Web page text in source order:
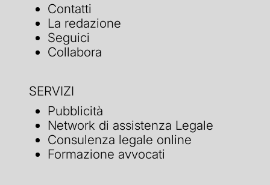
Contatti
La redazione
Seguici
Collabora
SERVIZI
Pubblicità
Network di assistenza Legale
Consulenza legale online
Formazione avvocati